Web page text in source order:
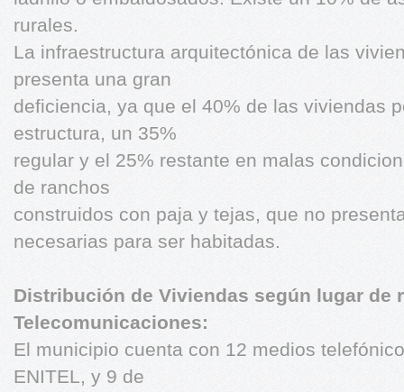
rurales.
La infraestructura arquitectónica de las
presenta una gran
deficiencia, ya que el 40% de las viviendas
estructura, un 35%
regular y el 25% restante en malas
de ranchos
construidos con paja y tejas, que no
necesarias para ser habitadas.
Distribución de Viviendas según lugar de
Telecomunicaciones:
El municipio cuenta con 12 medios
ENITEL, y 9 de